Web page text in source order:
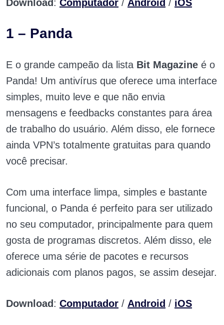
Download : Computador / Android / iOS
1 – Panda
E o grande campeão da lista Bit Magazine é o
Panda! Um antivírus que oferece uma interface
simples, muito leve e que não envia
mensagens e feedbacks constantes para área
de trabalho do usuário. Além disso, ele fornece
ainda VPN’s totalmente gratuitas para quando
você precisar.
Com uma interface limpa, simples e bastante
funcional, o Panda é perfeito para ser utilizado
no seu computador, principalmente para quem
gosta de programas discretos. Além disso, ele
oferece uma série de pacotes e recursos
adicionais com planos pagos, se assim desejar.
Download : Computador / Android / iOS